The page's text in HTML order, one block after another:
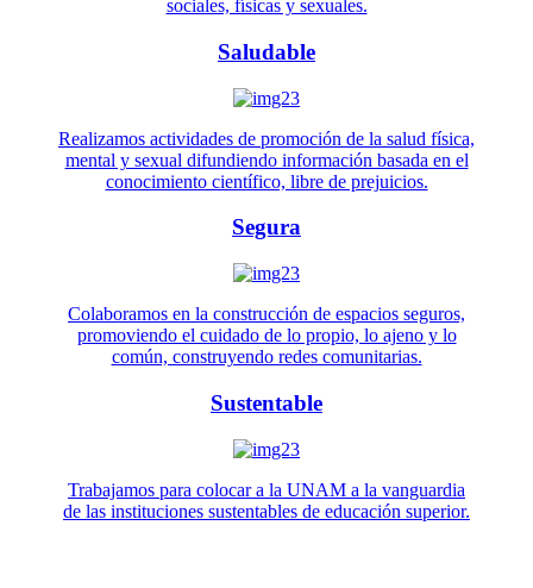
sociales, físicas y sexuales.
Saludable
Realizamos actividades de promoción de la salud física,
mental y sexual difundiendo información basada en el
conocimiento científico, libre de prejuicios.
Segura
Colaboramos en la construcción de espacios seguros,
promoviendo el cuidado de lo propio, lo ajeno y lo
común, construyendo redes comunitarias.
Sustentable
Trabajamos para colocar a la UNAM a la vanguardia
de las instituciones sustentables de educación superior.